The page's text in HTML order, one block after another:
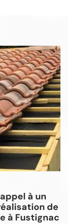
à un
de
à Fustignac